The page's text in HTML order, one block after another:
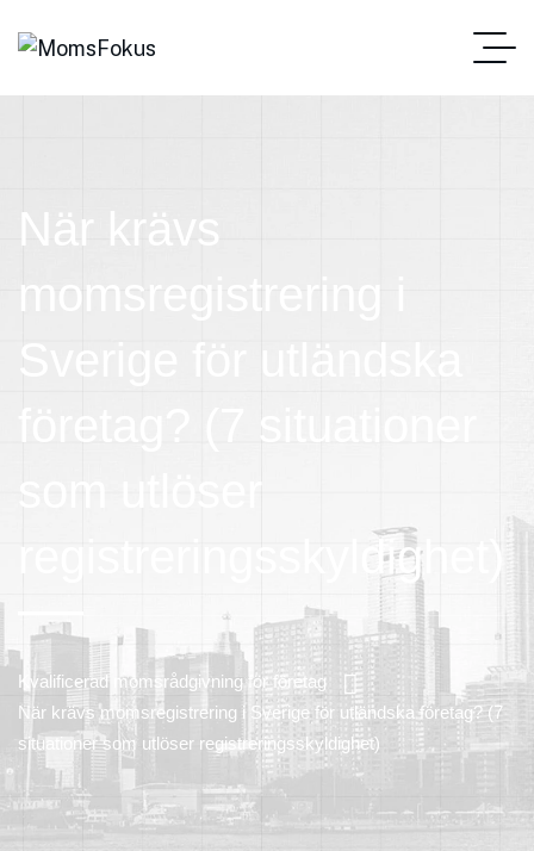
När krävs
momsregistrering i
Sverige för utländska
företag? (7 situationer
som utlöser
registreringsskyldighet)
Kvalificerad momsrådgivning för företag
När krävs momsregistrering i Sverige för utländska företag? (7
situationer som utlöser registreringsskyldighet)